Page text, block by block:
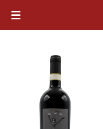
Ga
direct
hoofdinhoud